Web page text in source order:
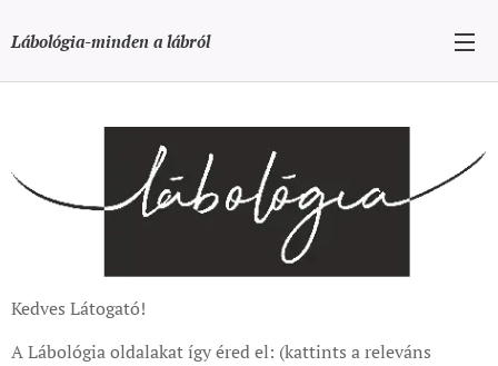
Lábológia-minden a lábról
Kedves Látogató!
A Lábológia oldalakat így éred el: (kattints a releváns